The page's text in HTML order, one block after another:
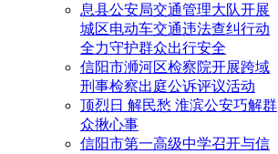
息县公安局交通管理大队开展
城区电动车交通违法查纠行动
全力守护群众出行安全
信阳市浉河区检察院开展跨域
刑事检察出庭公诉评议活动
顶烈日 解民愁 淮滨公安巧解群
众揪心事
信阳市第一高级中学召开与信